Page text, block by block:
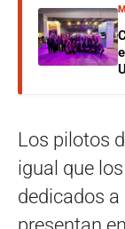
Los pilotos
igual que
dedicados